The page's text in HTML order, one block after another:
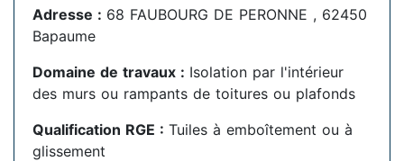
Adresse : 68 FAUBOURG DE PERONNE , 62450
Bapaume
Domaine de travaux : Isolation par l'intérieur
des murs ou rampants de toitures ou plafonds
Qualification RGE : Tuiles à emboîtement ou à
glissement